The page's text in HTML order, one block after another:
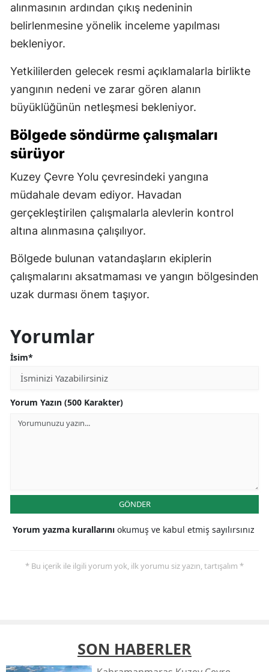
alınmasının ardından çıkış nedeninin
belirlenmesine yönelik inceleme yapılması
bekleniyor.
Yetkililerden gelecek resmi açıklamalarla birlikte
yangının nedeni ve zarar gören alanın
büyüklüğünün netleşmesi bekleniyor.
Bölgede söndürme çalışmaları
sürüyor
Kuzey Çevre Yolu çevresindeki yangına
müdahale devam ediyor. Havadan
gerçekleştirilen çalışmalarla alevlerin kontrol
altına alınmasına çalışılıyor.
Bölgede bulunan vatandaşların ekiplerin
çalışmalarını aksatmaması ve yangın bölgesinden
uzak durması önem taşıyor.
Yorumlar
İsim*
Yorum Yazın (500 Karakter)
GÖNDER
Yorum yazma kurallarını okumuş ve kabul etmiş sayılırsınız
* Bu içerik ile ilgili yorum yok, ilk yorumu siz yazın, tartışalım *
SON HABERLER